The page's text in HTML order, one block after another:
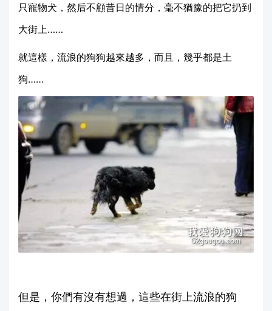
只寵物犬，然后不顧昔日的情分，毫不猶豫的把它扔到
大街上……
就這樣，流浪的狗狗越來越多，而且，幾乎都是土
狗……
但是，你們有沒有想過，這些在街上流浪的狗